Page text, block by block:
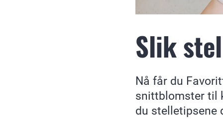
Slik
Nå får du
snittblomster til
du stelletipsene